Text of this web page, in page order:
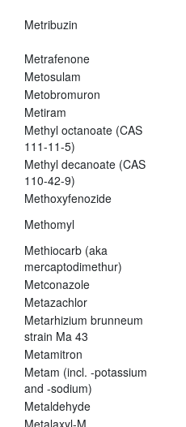
Metribuzin
Metrafenone
Metosulam
Metobromuron
Metiram
Methyl octanoate (CAS
111-11-5)
Methyl decanoate (CAS
110-42-9)
Methoxyfenozide
Methomyl
Methiocarb (aka
mercaptodimethur)
Metconazole
Metazachlor
Metarhizium brunneum
strain Ma 43
Metamitron
Metam (incl. -potassium
and -sodium)
Metaldehyde